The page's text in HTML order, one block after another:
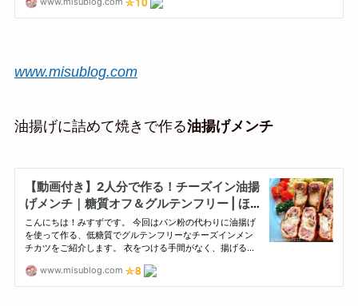
www.misublog.com
油揚げに詰めて焼きで作る油揚げメンチ